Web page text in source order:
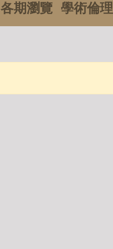
各期瀏覽 學術倫理